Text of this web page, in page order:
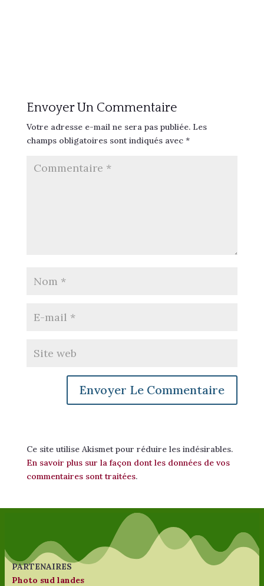
Envoyer Un Commentaire
Votre adresse e-mail ne sera pas publiée. Les
champs obligatoires sont indiqués avec *
Ce site utilise Akismet pour réduire les indésirables.
En savoir plus sur la façon dont les données de vos
commentaires sont traitées.
PARTENAIRES
Photo sud landes